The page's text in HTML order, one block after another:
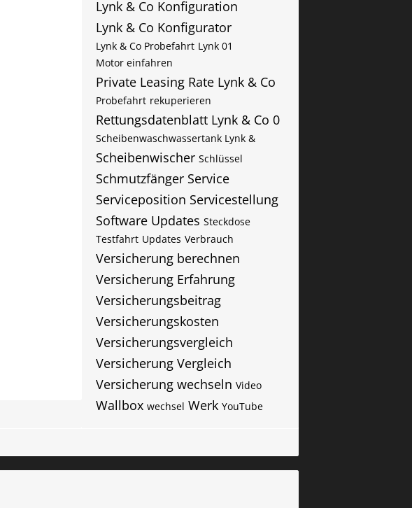
Lynk & Co Konfiguration
Lynk & Co Konfigurator
Lynk & Co Probefahrt Lynk 01
Motor einfahren
Private Leasing Rate Lynk & Co
Probefahrt rekuperieren
Rettungsdatenblatt Lynk & Co 0
Scheibenwaschwassertank Lynk &
Scheibenwischer Schlüssel
Schmutzfänger Service
Serviceposition Servicestellung
Software Updates Steckdose
Testfahrt Updates Verbrauch
Versicherung berechnen
Versicherung Erfahrung
Versicherungsbeitrag
Versicherungskosten
Versicherungsvergleich
Versicherung Vergleich
Versicherung wechseln Video
Wallbox wechsel Werk YouTube